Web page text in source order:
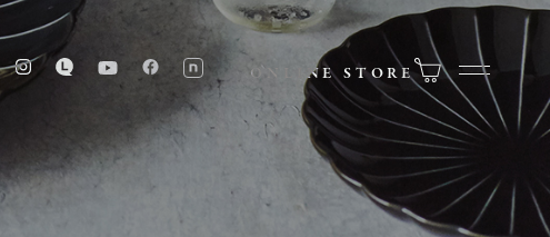
ONLINE STORE